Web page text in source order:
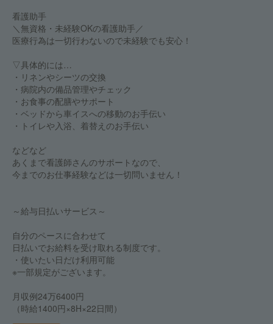
看護助手
＼無資格・未経験OKの看護助手／
医療行為は一切行わないので未経験でも安心！
▽具体的には…
・リネンやシーツの交換
・病院内の備品管理やチェック
・お食事の配膳やサポート
・ベッドから車イスへの移動のお手伝い
・トイレや入浴、着替えのお手伝い
などなど
あくまで看護師さんのサポートなので、
今までのお仕事経験などは一切問いません！
～給与日払いサービス～
自分のペースに合わせて
日払いでお給料を受け取れる制度です。
・使いたい日だけ利用可能
※一部規定がございます。
月収例24万6400円
（時給1400円×8H×22日間）